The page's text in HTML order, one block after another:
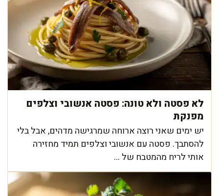
לא פסטה ולא טונה: פסטה אנשובי וצלפים
מפנקת
יש ימים שאני רוצה ארוחה שמרגישה מדהים, אבל בלי
להסתבך. פסטה עם אנשובי וצלפים תמיד מחזירה
אותי לריח מהמטבח של ...